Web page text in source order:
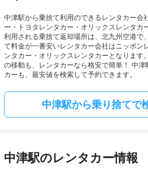
中津駅から乗捨て利用のできるレンタカー会
ー・トヨタレンタカー・オリックスレンタカ
利用される乗捨て返却場所は、北九州空港で
て料金が一番安いレンタカー会社はニッポン
ンタカー・オリックスレンタカーとなります
の移動も、レンタカーなら格安で簡単！ 中津
カーも、最安値を検索して予約できます。
中津駅から乗り捨てで
中津駅のレンタカー情報